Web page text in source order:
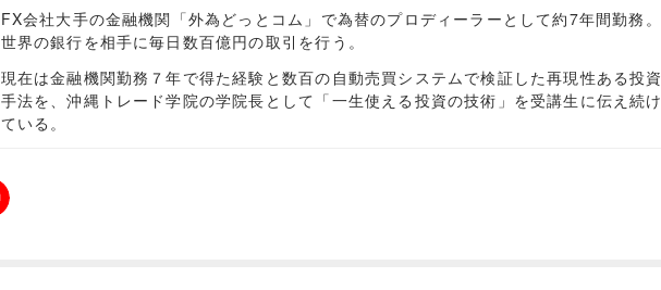
FX会社大手の金融機関「外為どっとコム」で為替のプロディーラーとして約7年間勤務。
世界の銀行を相手に毎日数百億円の取引を行う。
現在は金融機関勤務７年で得た経験と数百の自動売買システムで検証した再現性ある投資
手法を、沖縄トレード学院の学院長として「一生使える投資の技術」を受講生に伝え続け
ている。